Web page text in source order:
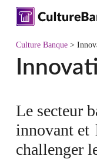
Skip
main
content
Culture Banque>
Le secteur
innovant et
challenger